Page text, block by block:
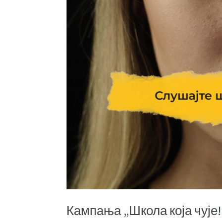
Кампања „Школа која